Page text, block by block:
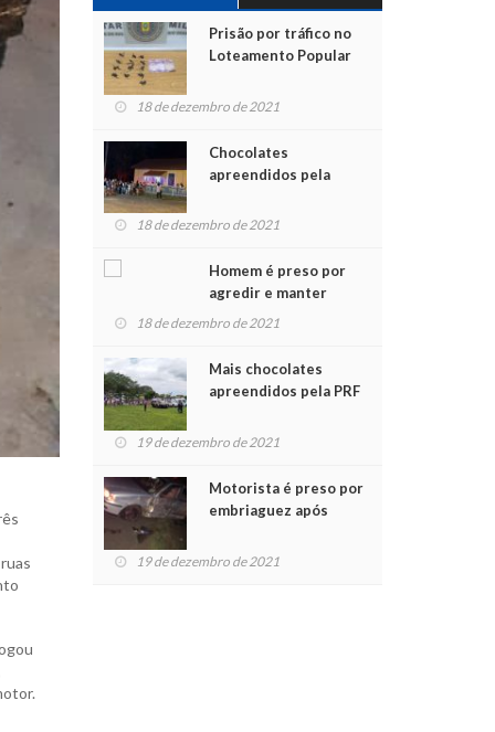
Prisão por tráfico no
Loteamento Popular
18 de dezembro de 2021
Chocolates
apreendidos pela
para crianças na
18 de dezembro de 2021
Homem é preso por
agredir e manter
mulher em cárcere
18 de dezembro de 2021
Mais chocolates
apreendidos pela PRF
crianças no Natal
19 de dezembro de 2021
Motorista é preso por
embriaguez após
feridos
19 de dezembro de 2021